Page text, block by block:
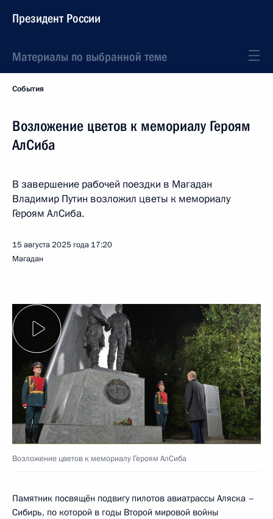
Президент России
Материалы по выбранной теме
События
Возложение цветов к мемориалу Героям
АлСиба
В завершение рабочей поездки в Магадан
Владимир Путин возложил цветы к мемориалу
Героям АлСиба.
15 августа 2025 года 17:20
Магадан
Возложение цветов к мемориалу Героям АлСиба
Памятник посвящён подвигу пилотов авиатрассы Аляска –
Сибирь, по которой в годы Второй мировой войны